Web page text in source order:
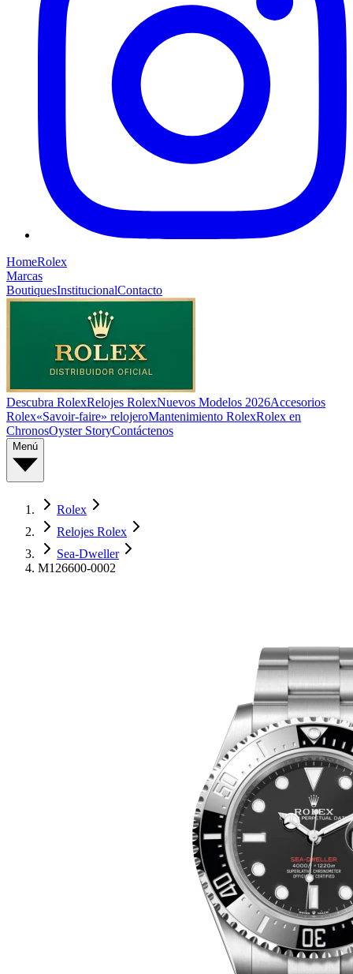
HomeRolex
Marcas
BoutiquesInstitucionalContacto
Descubra RolexRelojes RolexNuevos Modelos 2026Accesorios
Rolex«Savoir-faire» relojeroMantenimiento RolexRolex en
ChronosOyster StoryContáctenos
Menú
Rolex
Relojes Rolex
Sea-Dweller
M126600-0002